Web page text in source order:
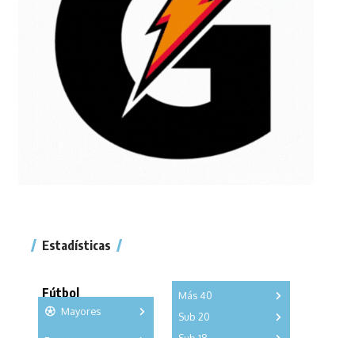
Estadísticas
Fútbol
Mayores
Más 40
Sub 20